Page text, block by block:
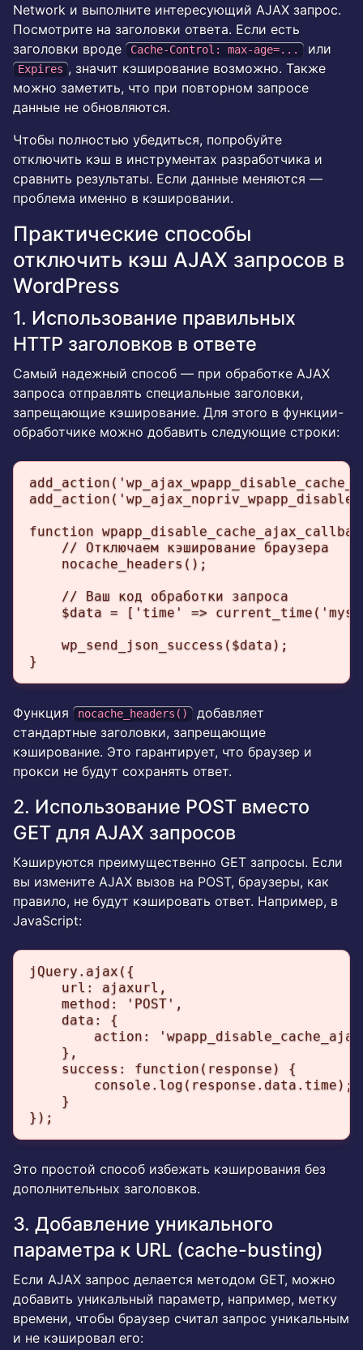
Network и выполните интересующий AJAX запрос.
Посмотрите на заголовки ответа. Если есть
заголовки вроде
Cache-Control: max-age=... или
Expires , значит кэширование возможно. Также
можно заметить, что при повторном запросе
данные не обновляются.
Чтобы полностью убедиться, попробуйте
отключить кэш в инструментах разработчика и
сравнить результаты. Если данные меняются —
проблема именно в кэшировании.
Практические способы
отключить кэш AJAX запросов в
WordPress
1. Использование правильных
HTTP заголовков в ответе
Самый надежный способ — при обработке AJAX
запроса отправлять специальные заголовки,
запрещающие кэширование. Для этого в функции-
обработчике можно добавить следующие строки:
function
    // Отключаем кэширование браузера
    nocache_headers();
    // Ваш код обработки запроса
$data = ['time' =>
    wp_send_json_success($data);
}
Функция nocache_headers() добавляет
стандартные заголовки, запрещающие
кэширование. Это гарантирует, что браузер и
прокси не будут сохранять ответ.
2. Использование POST вместо
GET для AJAX запросов
Кэшируются преимущественно GET запросы. Если
вы измените AJAX вызов на POST, браузеры, как
правило, не будут кэшировать ответ. Например, в
JavaScript:
jQuery.ajax({
    url: ajaxurl,
    method: 'POST',
    data: {
action:
    },
    success: function(response) {
        console.log(response.data.time);
    }
});
Это простой способ избежать кэширования без
дополнительных заголовков.
3. Добавление уникального
параметра к URL (cache-busting)
Если AJAX запрос делается методом GET, можно
добавить уникальный параметр, например, метку
времени, чтобы браузер считал запрос уникальным
и не кэшировал его: